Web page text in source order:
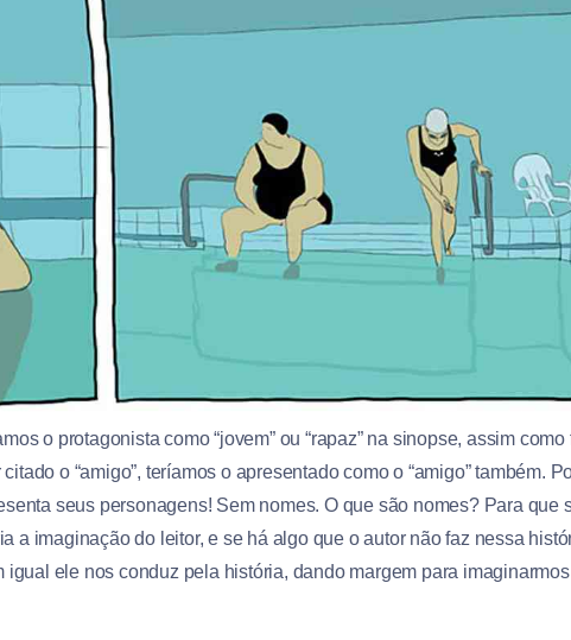
o protagonista como “jovem” ou “rapaz” na sinopse, assim
o “amigo”, teríamos o apresentado como o “amigo” também.
seus personagens! Sem nomes. O que são nomes? Para que
a imaginação do leitor, e se há algo que o autor não faz nessa
igual ele nos conduz pela história, dando margem para